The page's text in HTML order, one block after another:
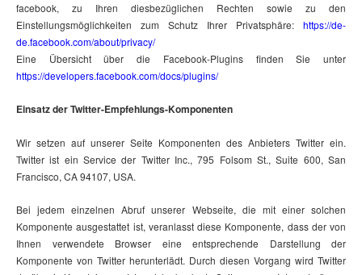
facebook, zu Ihren diesbezüglichen Rechten sowie zu den
Einstellungsmöglichkeiten zum Schutz Ihrer Privatsphäre: https://de-
de.facebook.com/about/privacy/
Eine Übersicht über die Facebook-Plugins finden Sie unter
https://developers.facebook.com/docs/plugins/
Einsatz der Twitter-Empfehlungs-Komponenten
Wir setzen auf unserer Seite Komponenten des Anbieters Twitter ein.
Twitter ist ein Service der Twitter Inc., 795 Folsom St., Suite 600, San
Francisco, CA 94107, USA.
Bei jedem einzelnen Abruf unserer Webseite, die mit einer solchen
Komponente ausgestattet ist, veranlasst diese Komponente, dass der von
Ihnen verwendete Browser eine entsprechende Darstellung der
Komponente von Twitter herunterlädt. Durch diesen Vorgang wird Twitter